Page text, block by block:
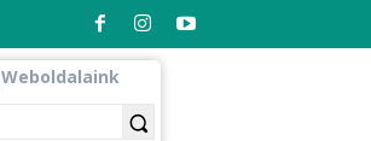
Weboldalaink